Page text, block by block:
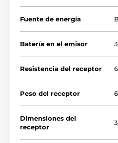
Fuente de energía
Batería en el emisor
Resistencia del receptor
Peso del receptor
Dimensiones del
receptor